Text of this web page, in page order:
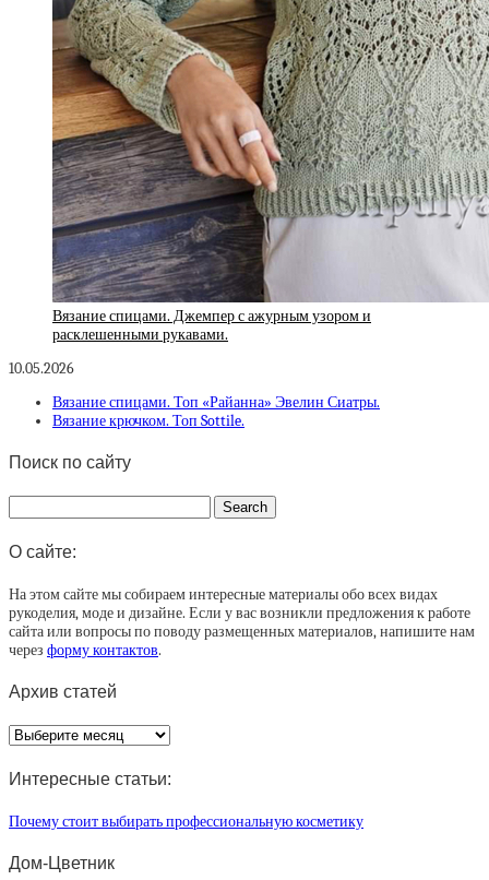
Вязание спицами. Джемпер с ажурным узором и
расклешенными рукавами.
10.05.2026
Вязание спицами. Топ «Райанна» Эвелин Сиатры.
Вязание крючком. Топ Sottile.
Поиск по сайту
О сайте:
На этом сайте мы собираем интересные материалы обо всех видах
рукоделия, моде и дизайне. Если у вас возникли предложения к работе
сайта или вопросы по поводу размещенных материалов, напишите нам
через форму контактов.
Архив статей
Архив
статей
Интересные статьи:
Почему стоит выбирать профессиональную косметику
Дом-Цветник